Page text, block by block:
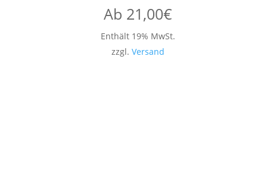
Ab 21,00€
Enthält 19% MwSt.
zzgl. Versand